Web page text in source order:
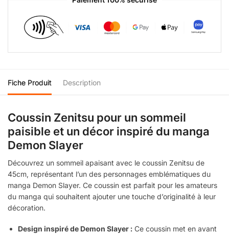
Fiche Produit Description
Coussin Zenitsu pour un sommeil
paisible et un décor inspiré du manga
Demon Slayer
Découvrez un sommeil apaisant avec le coussin Zenitsu de
45cm, représentant l’un des personnages emblématiques du
manga Demon Slayer. Ce coussin est parfait pour les amateurs
du manga qui souhaitent ajouter une touche d’originalité à leur
décoration.
Design inspiré de Demon Slayer : Ce coussin met en avant